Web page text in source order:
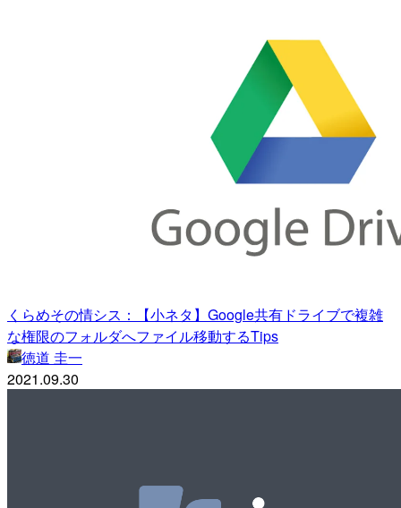
くらめその情シス：【小ネタ】Google共有ドライブで複雑
な権限のフォルダへファイル移動するTips
徳道 圭一
2021.09.30